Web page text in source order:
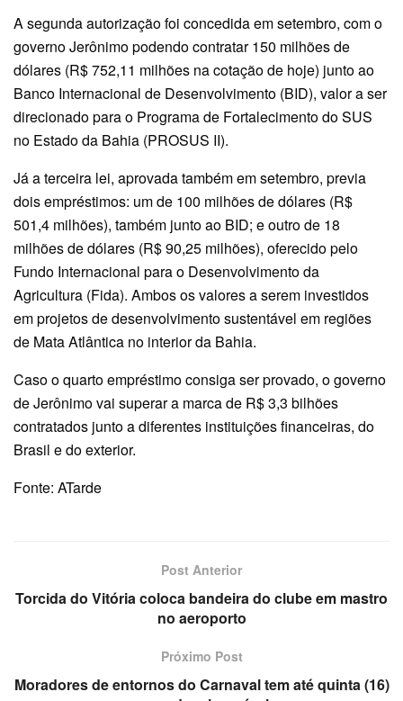
A segunda autorização foi concedida em setembro, com o
governo Jerônimo podendo contratar 150 milhões de
dólares (R$ 752,11 milhões na cotação de hoje) junto ao
Banco Internacional de Desenvolvimento (BID), valor a ser
direcionado para o Programa de Fortalecimento do SUS
no Estado da Bahia (PROSUS II).
Já a terceira lei, aprovada também em setembro, previa
dois empréstimos: um de 100 milhões de dólares (R$
501,4 milhões), também junto ao BID; e outro de 18
milhões de dólares (R$ 90,25 milhões), oferecido pelo
Fundo Internacional para o Desenvolvimento da
Agricultura (Fida). Ambos os valores a serem investidos
em projetos de desenvolvimento sustentável em regiões
de Mata Atlântica no interior da Bahia.
Caso o quarto empréstimo consiga ser provado, o governo
de Jerônimo vai superar a marca de R$ 3,3 bilhões
contratados junto a diferentes instituições financeiras, do
Brasil e do exterior.
Fonte: ATarde
Post Anterior
Torcida do Vitória coloca bandeira do clube em mastro
no aeroporto
Próximo Post
Moradores de entornos do Carnaval tem até quinta (16)